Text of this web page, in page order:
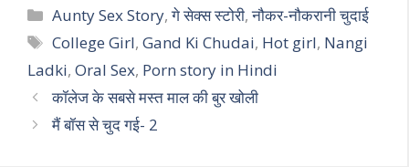
Categories
Aunty Sex Story,गे सेक्स स्टोरी,नौकर-नौकरानी चुदाई
Tags
College Girl,Gand Ki Chudai, Hot girl, Nangi
Ladki, Oral Sex, Porn story in Hindi
कॉलेज के सबसे मस्त माल की बुर खोली
मैं बॉस से चुद गई- 2